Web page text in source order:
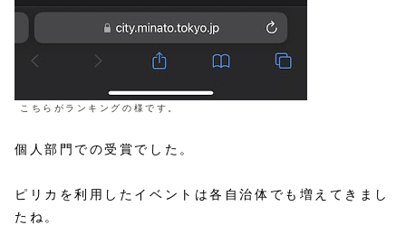
こちらがランキングの様です。
個人部門での受賞でした。
ピリカを利用したイベントは各自治体でも増えてきまし
たね。